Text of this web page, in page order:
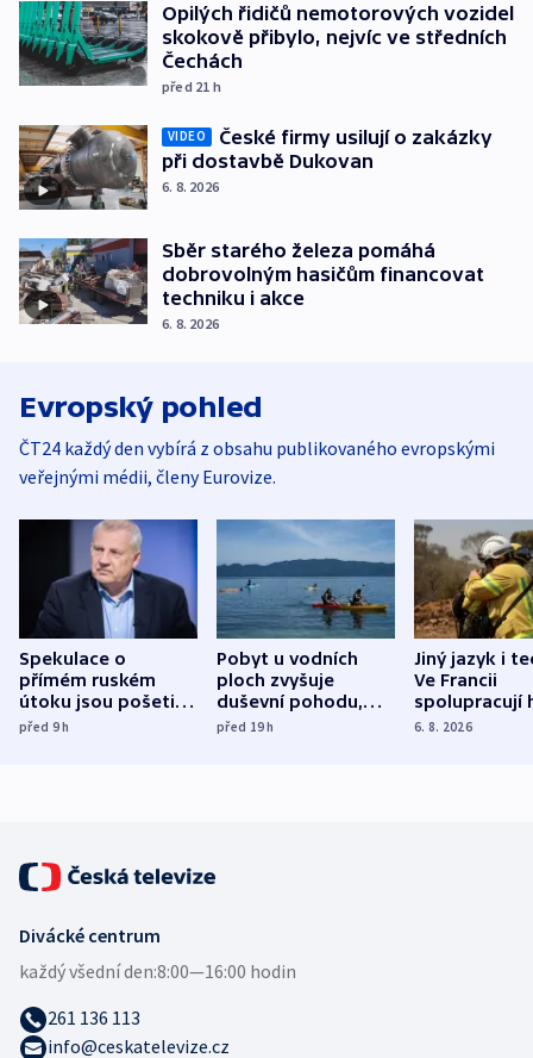
Opilých řidičů nemotorových vozidel
skokově přibylo, nejvíc ve středních
Čechách
před 21 h
VIDEO
České firmy usilují o zakázky
při dostavbě Dukovan
6. 8. 2026
Sběr starého železa pomáhá
dobrovolným hasičům financovat
techniku i akce
6. 8. 2026
Evropský pohled
ČT24 každý den vybírá z obsahu publikovaného evropskými
veřejnými médii, členy Eurovize.
Spekulace o
přímém ruském
útoku jsou pošetilé,
míní estonský
před 9h
Pobyt u vodních
ploch zvyšuje
duševní pohodu,
ukázala
před 19h
Jiný jazyk i
Ve Francii
spolupracují
různých zemí
6. 8. 2026
Divácké centrum
každý všední den:8:00—16:00 hodin
261 136 113
info@ceskatelevize.cz